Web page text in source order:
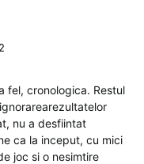
fel, cronologica. Restul
nu a desfiintat
ca la inceput, cu mici
joc si o nesimtire